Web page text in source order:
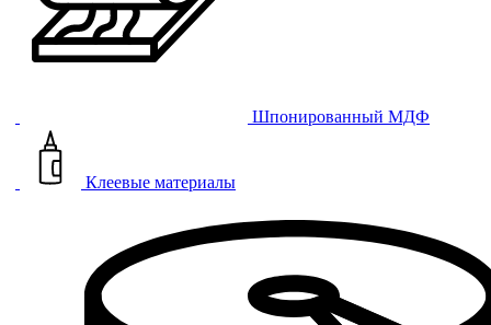
Шпонированный МДФ
Клеевые материалы